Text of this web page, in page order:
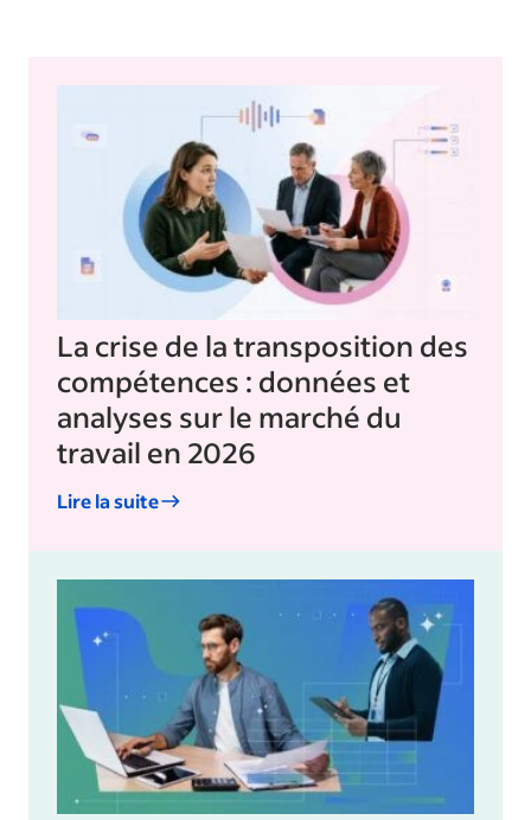
La crise de la transposition des
compétences : données et
analyses sur le marché du
travail en 2026
Lire la suite